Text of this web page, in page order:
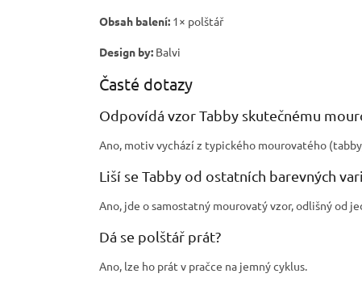
Obsah balení: 1× polštář
Design by: Balvi
Časté dotazy
Odpovídá vzor Tabby skutečnému
Ano, motiv vychází z typického mourovatého
Liší se Tabby od ostatních barevných
Ano, jde o samostatný mourovatý vzor, odlišný od
Dá se polštář prát?
Ano, lze ho prát v pračce na jemný cyklus.